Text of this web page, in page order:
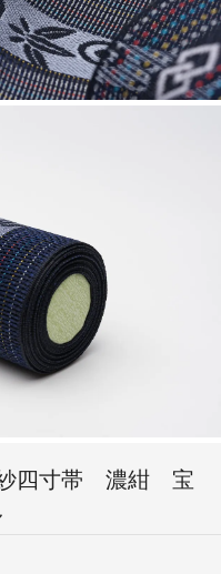
四寸帯 濃紺 宝